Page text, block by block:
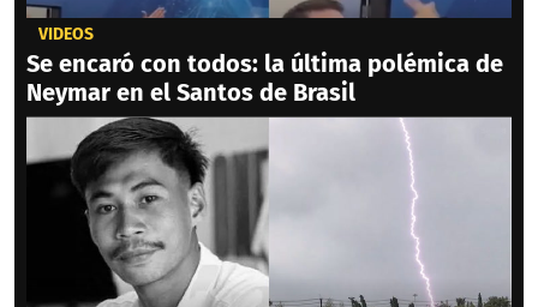
VIDEOS
Se encaró con todos: la última polémica de
Neymar en el Santos de Brasil